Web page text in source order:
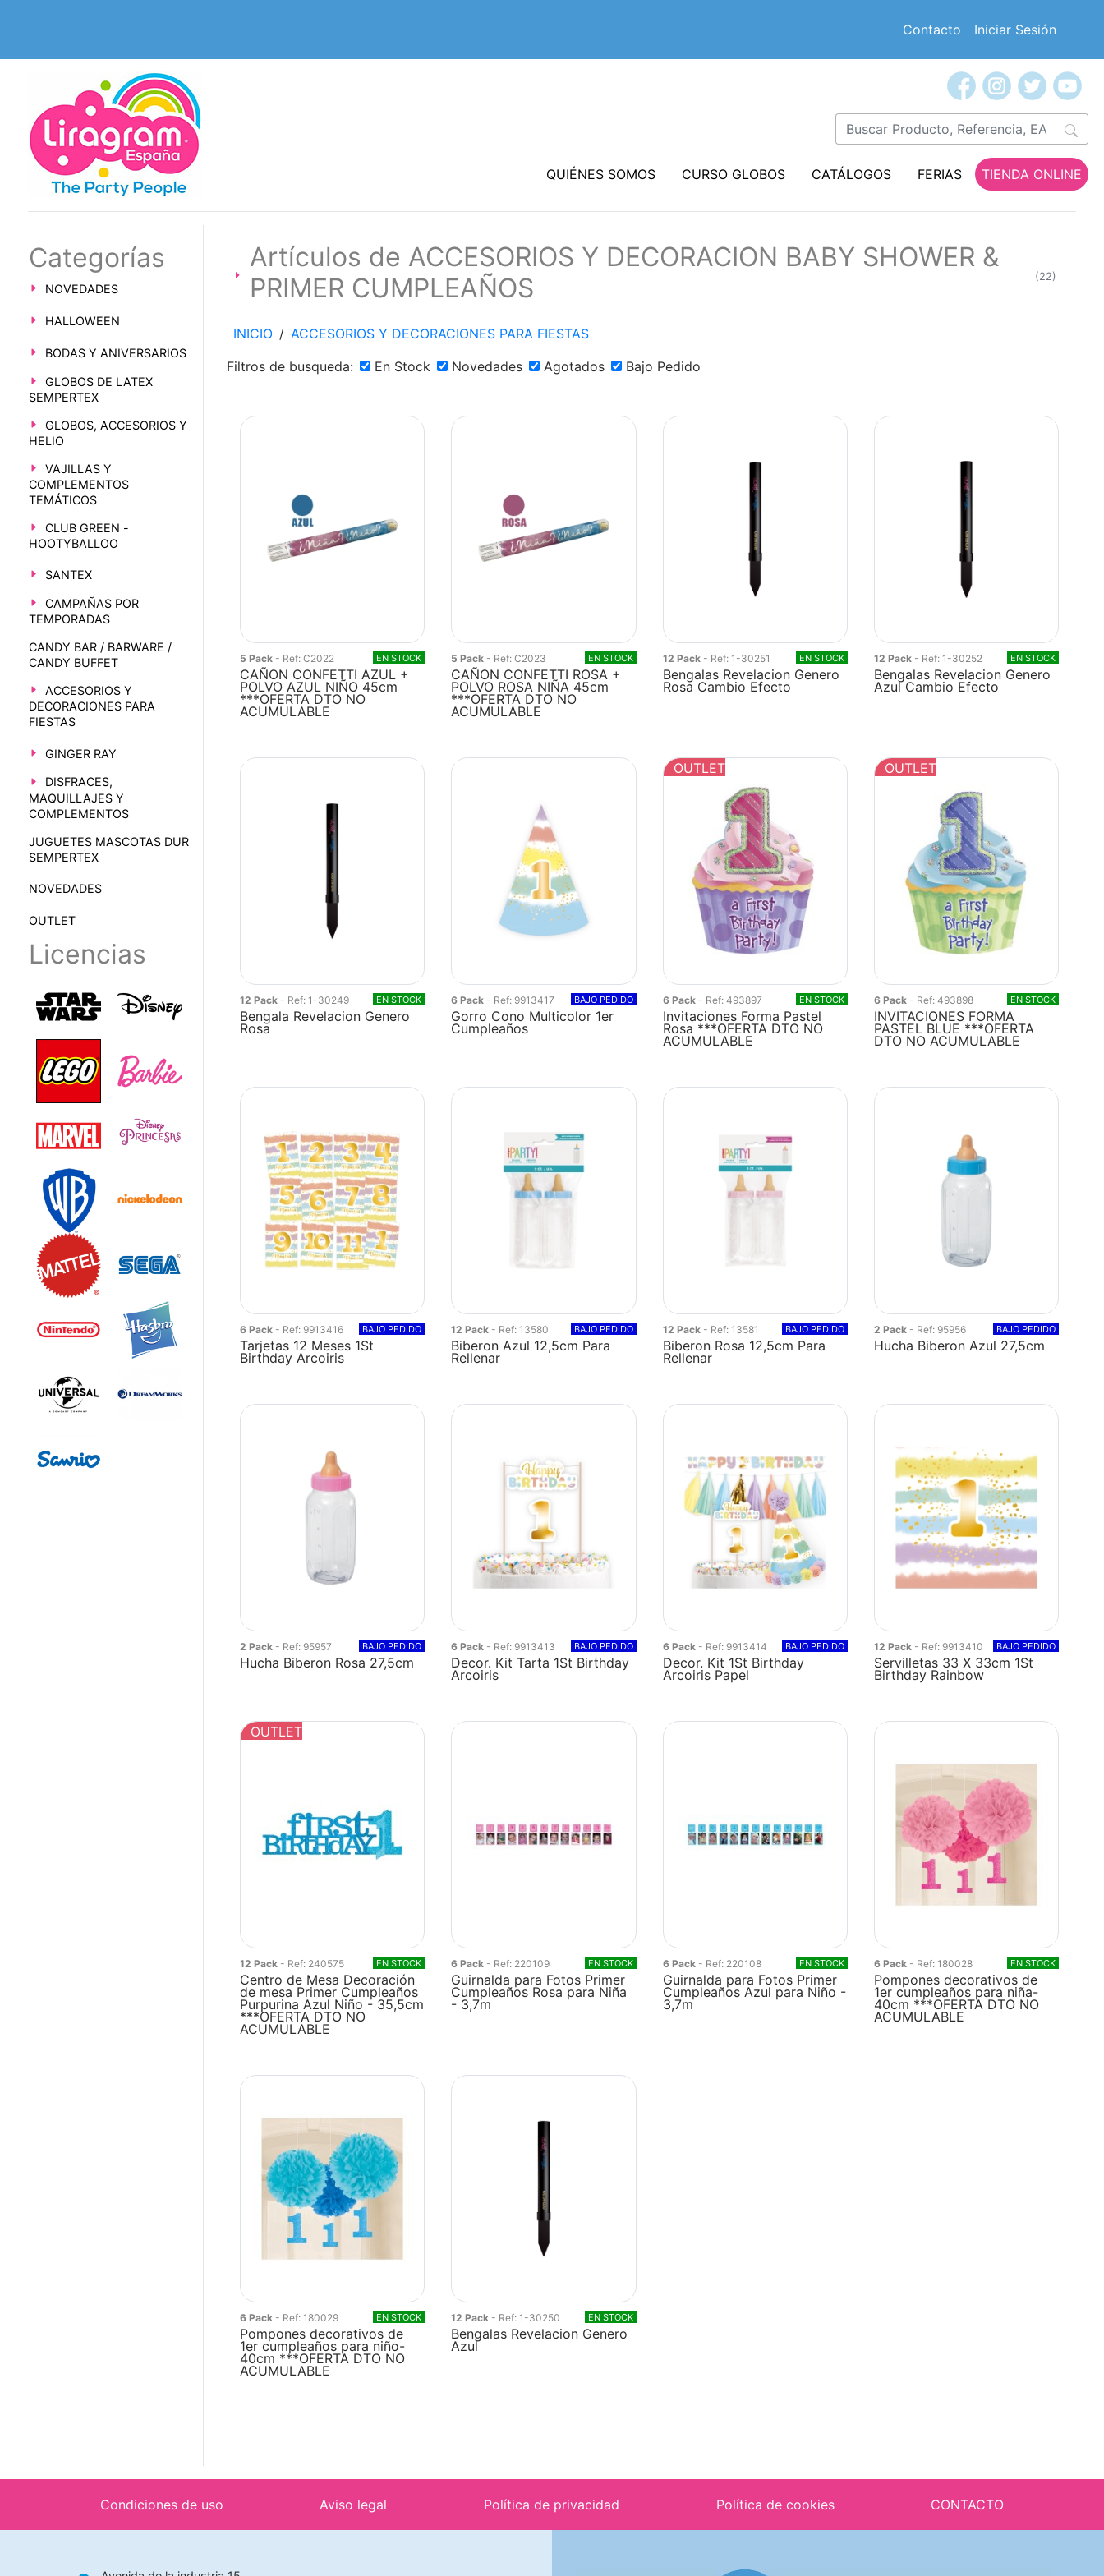
Contacto Iniciar Sesión
QUIÉNES SOMOS CURSO GLOBOS CATÁLOGOS FERIAS TIENDA ONLINE
Categorías
NOVEDADES
HALLOWEEN
BODAS Y ANIVERSARIOS
GLOBOS DE LATEX
SEMPERTEX
GLOBOS, ACCESORIOS Y
HELIO
VAJILLAS Y
COMPLEMENTOS
TEMÁTICOS
CLUB GREEN -
HOOTYBALLOO
SANTEX
CAMPAÑAS POR
TEMPORADAS
CANDY BAR / BARWARE /
CANDY BUFFET
ACCESORIOS Y
DECORACIONES PARA
FIESTAS
GINGER RAY
DISFRACES,
MAQUILLAJES Y
COMPLEMENTOS
JUGUETES MASCOTAS DUR
SEMPERTEX
NOVEDADES
OUTLET
Licencias
Artículos de ACCESORIOS Y DECORACION BABY SHOWER &
PRIMER CUMPLEAÑOS
(22)
INICIO / ACCESORIOS Y DECORACIONES PARA FIESTAS
Filtros de busqueda:
En Stock Novedades Agotados Bajo Pedido
5 Pack - Ref: C2022 EN STOCK
CAÑON CONFETTI AZUL +
POLVO AZUL NIÑO 45cm
***OFERTA DTO NO
ACUMULABLE
5 Pack - Ref: C2023 EN STOCK
CAÑON CONFETTI ROSA +
POLVO ROSA NIÑA 45cm
***OFERTA DTO NO
ACUMULABLE
12 Pack - Ref: 1-30251 EN STOCK
Bengalas Revelacion Genero
Rosa Cambio Efecto
12 Pack - Ref: 1-30252 EN STOCK
Bengalas Revelacion Genero
Azul Cambio Efecto
12 Pack - Ref: 1-30249 EN STOCK
Bengala Revelacion Genero
Rosa
6 Pack - Ref: 9913417 BAJO PEDIDO
Gorro Cono Multicolor 1er
Cumpleaños
OUTLET
6 Pack - Ref: 493897 EN STOCK
Invitaciones Forma Pastel
Rosa ***OFERTA DTO NO
ACUMULABLE
OUTLET
6 Pack - Ref: 493898 EN STOCK
INVITACIONES FORMA
PASTEL BLUE ***OFERTA
DTO NO ACUMULABLE
6 Pack - Ref: 9913416 BAJO PEDIDO
Tarjetas 12 Meses 1St
Birthday Arcoiris
12 Pack - Ref: 13580 BAJO PEDIDO
Biberon Azul 12,5cm Para
Rellenar
12 Pack - Ref: 13581 BAJO PEDIDO
Biberon Rosa 12,5cm Para
Rellenar
2 Pack - Ref: 95956 BAJO PEDIDO
Hucha Biberon Azul 27,5cm
2 Pack - Ref: 95957 BAJO PEDIDO
Hucha Biberon Rosa 27,5cm
6 Pack - Ref: 9913413 BAJO PEDIDO
Decor. Kit Tarta 1St Birthday
Arcoiris
6 Pack - Ref: 9913414 BAJO PEDIDO
Decor. Kit 1St Birthday
Arcoiris Papel
12 Pack - Ref: 9913410 BAJO PEDIDO
Servilletas 33 X 33cm 1St
Birthday Rainbow
OUTLET
12 Pack - Ref: 240575 EN STOCK
Centro de Mesa Decoración
de mesa Primer Cumpleaños
Purpurina Azul Niño - 35,5cm
***OFERTA DTO NO
ACUMULABLE
6 Pack - Ref: 220109 EN STOCK
Guirnalda para Fotos Primer
Cumpleaños Rosa para Niña
- 3,7m
6 Pack - Ref: 220108 EN STOCK
Guirnalda para Fotos Primer
Cumpleaños Azul para Niño -
3,7m
6 Pack - Ref: 180028 EN STOCK
Pompones decorativos de
1er cumpleaños para niña-
40cm ***OFERTA DTO NO
ACUMULABLE
6 Pack - Ref: 180029 EN STOCK
Pompones decorativos de
1er cumpleaños para niño-
40cm ***OFERTA DTO NO
ACUMULABLE
12 Pack - Ref: 1-30250 EN STOCK
Bengalas Revelacion Genero
Azul
Condiciones de uso Aviso legal Política de privacidad Política de cookies CONTACTO